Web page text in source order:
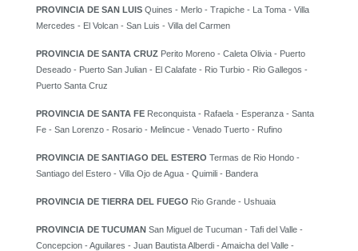
PROVINCIA DE SAN LUIS Quines - Merlo - Trapiche - La Toma - Villa
Mercedes - El Volcan - San Luis - Villa del Carmen
PROVINCIA DE SANTA CRUZ Perito Moreno - Caleta Olivia - Puerto
Deseado - Puerto San Julian - El Calafate - Rio Turbio - Rio Gallegos -
Puerto Santa Cruz
PROVINCIA DE SANTA FE Reconquista - Rafaela - Esperanza - Santa
Fe - San Lorenzo - Rosario - Melincue - Venado Tuerto - Rufino
PROVINCIA DE SANTIAGO DEL ESTERO Termas de Rio Hondo -
Santiago del Estero - Villa Ojo de Agua - Quimili - Bandera
PROVINCIA DE TIERRA DEL FUEGO Rio Grande - Ushuaia
PROVINCIA DE TUCUMAN San Miguel de Tucuman - Tafi del Valle -
Concepcion - Aguilares - Juan Bautista Alberdi - Amaicha del Valle -